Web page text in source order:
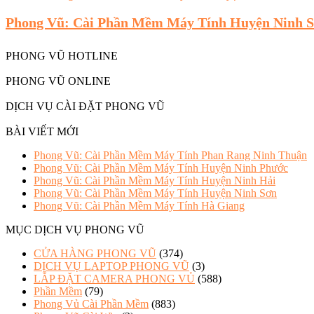
Phong Vũ: Cài Phần Mềm Máy Tính Huyện Ninh
PHONG VŨ HOTLINE
PHONG VŨ ONLINE
DỊCH VỤ CÀI ĐẶT PHONG VŨ
BÀI VIẾT MỚI
Phong Vũ: Cài Phần Mềm Máy Tính Phan Rang Ninh Thuận
Phong Vũ: Cài Phần Mềm Máy Tính Huyện Ninh Phước
Phong Vũ: Cài Phần Mềm Máy Tính Huyện Ninh Hải
Phong Vũ: Cài Phần Mềm Máy Tính Huyện Ninh Sơn
Phong Vũ: Cài Phần Mềm Máy Tính Hà Giang
MỤC DỊCH VỤ PHONG VŨ
CỬA HÀNG PHONG VŨ (374)
DỊCH VỤ LAPTOP PHONG VŨ (3)
LẮP ĐẶT CAMERA PHONG VỦ (588)
Phần Mềm (79)
Phong Vủ Cài Phần Mềm (883)